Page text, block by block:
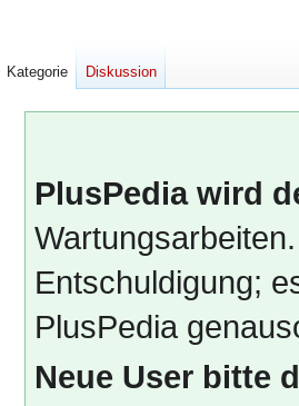
PlusPedia wird
Entschuldigung;
PlusPedia
Neue User bitte
Kategorie Diskussion